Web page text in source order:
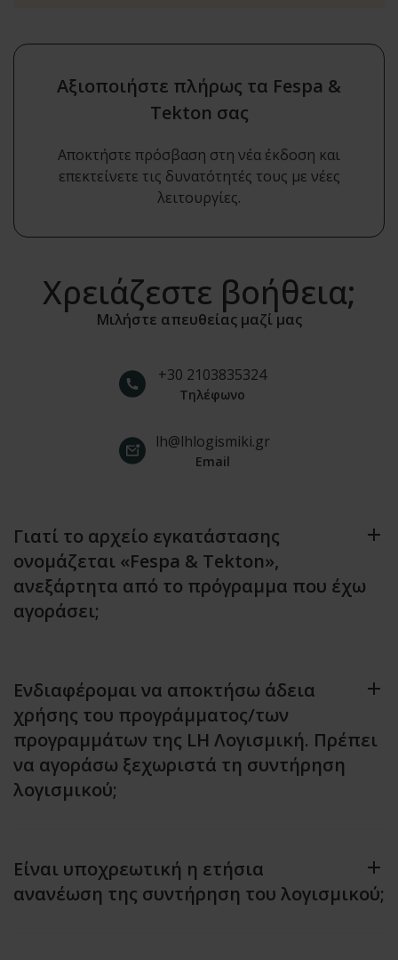
Αξιοποιήστε πλήρως τα Fespa &
Tekton σας
Αποκτήστε πρόσβαση στη νέα έκδοση και
επεκτείνετε τις δυνατότητές τους με νέες
λειτουργίες.
Χρειάζεστε βοήθεια;
Μιλήστε απευθείας μαζί μας
+30 2103835324
Τηλέφωνο
lh@lhlogismiki.gr
Email
Γιατί το αρχείο εγκατάστασης
ονομάζεται «Fespa & Tekton»,
ανεξάρτητα από το πρόγραμμα που έχω
αγοράσει;
Ενδιαφέρομαι να αποκτήσω άδεια
χρήσης του προγράμματος/των
προγραμμάτων της LH Λογισμική. Πρέπει
να αγοράσω ξεχωριστά τη συντήρηση
λογισμικού;
Είναι υποχρεωτική η ετήσια
ανανέωση της συντήρηση του λογισμικού;